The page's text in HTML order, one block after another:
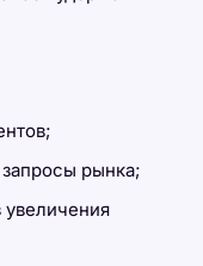
рынка;
увеличения